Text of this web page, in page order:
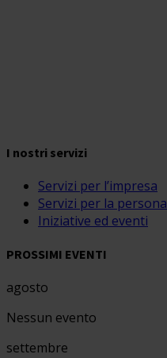
I nostri servizi
Servizi per l’impresa
Servizi per la persona
Iniziative ed eventi
PROSSIMI EVENTI
agosto
Nessun evento
settembre